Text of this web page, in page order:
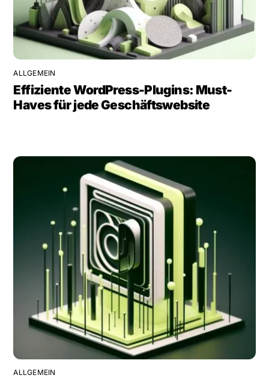
ALLGEMEIN
Effiziente WordPress-Plugins: Must-
Haves für jede Geschäftswebsite
ALLGEMEIN